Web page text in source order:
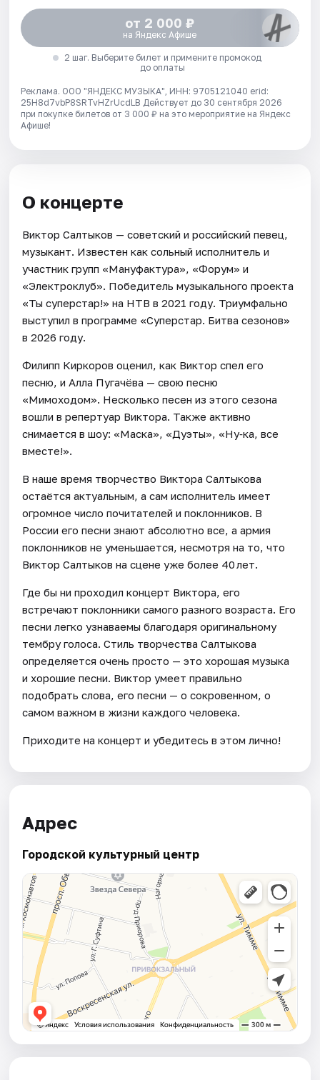
от 2 000 ₽
на Яндекс Афише
2 шаг. Выберите билет и примените промокод
до оплаты
Реклама. ООО "ЯНДЕКС МУЗЫКА", ИНН: 9705121040 erid:
25H8d7vbP8SRTvHZrUcdLB Действует до 30 сентября 2026
при покупке билетов от 3 000 ₽ на это мероприятие на Яндекс
Афише!
О концерте
Виктор Салтыков — советский и российский певец,
музыкант. Известен как сольный исполнитель и
участник групп «Мануфактура», «Форум» и
«Электроклуб». Победитель музыкального проекта
«Ты суперстар!» на НТВ в 2021 году. Триумфально
выступил в программе «Суперстар. Битва сезонов»
в 2026 году.
Филипп Киркоров оценил, как Виктор спел его
песню, и Алла Пугачёва — свою песню
«Мимоходом». Несколько песен из этого сезона
вошли в репертуар Виктора. Также активно
снимается в шоу: «Маска», «Дуэты», «Ну‑ка, все
вместе!».
В наше время творчество Виктора Салтыкова
остаётся актуальным, а сам исполнитель имеет
огромное число почитателей и поклонников. В
России его песни знают абсолютно все, а армия
поклонников не уменьшается, несмотря на то, что
Виктор Салтыков на сцене уже более 40 лет.
Где бы ни проходил концерт Виктора, его
встречают поклонники самого разного возраста. Его
песни легко узнаваемы благодаря оригинальному
тембру голоса. Стиль творчества Салтыкова
определяется очень просто — это хорошая музыка
и хорошие песни. Виктор умеет правильно
подобрать слова, его песни — о сокровенном, о
самом важном в жизни каждого человека.
Приходите на концерт и убедитесь в этом лично!
Адрес
Городской культурный центр